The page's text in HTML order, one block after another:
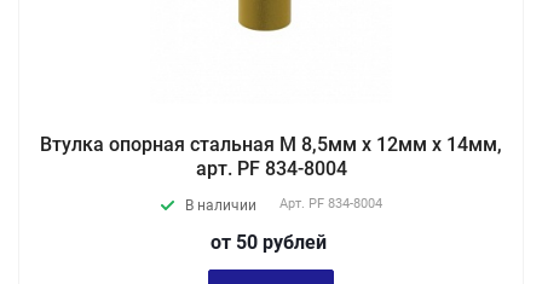
Втулка опорная стальная М 8,5мм х 12мм х 14мм,
арт. PF 834-8004
В наличии Арт. PF 834-8004
от 50 рублей